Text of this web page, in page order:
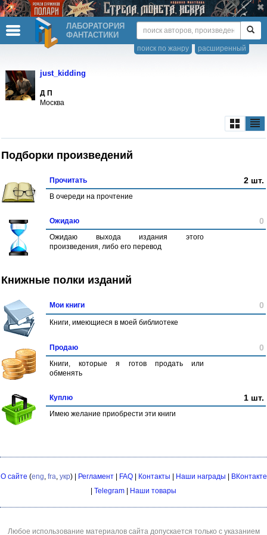
ЛАБОРАТОРИЯ
ФАНТАСТИКИ
расширенный
поиск по жанру
just_kidding
Д П
Москва
Подборки произведений
Прочитать 2 шт.
В очереди на прочтение
Ожидаю 0
Ожидаю выхода издания этого
произведения, либо его перевод
Книжные полки изданий
Мои книги 0
Книги, имеющиеся в моей библиотеке
Продаю 0
Книги, которые я готов продать или
обменять
Куплю 1 шт.
Имею желание приобрести эти книги
О сайте (eng, fra, укр) | Регламент| FAQ| Контакты Наши награды
ВКонтакте
Telegram Наши товары
Любое использование материалов сайта допускается только с указанием